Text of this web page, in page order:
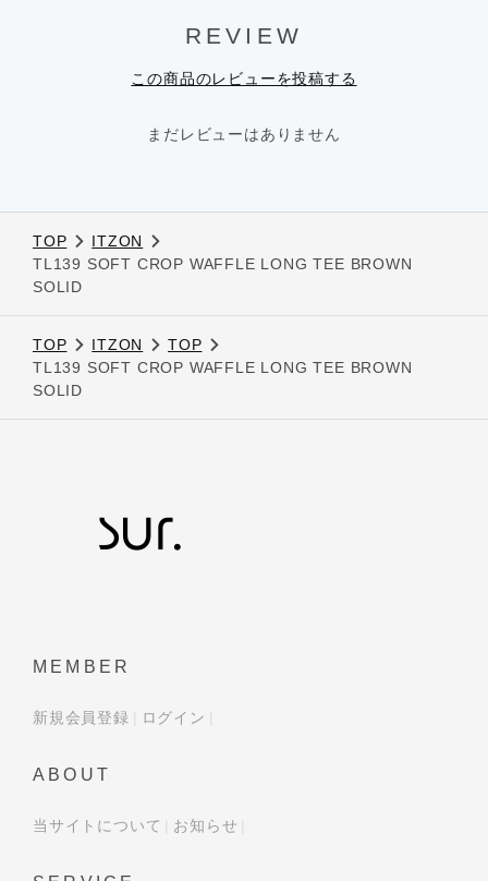
REVIEW
この商品のレビューを投稿する
まだレビューはありません
TOP
ITZON
TL139 SOFT CROP WAFFLE LONG TEE BROWN
SOLID
TOP ITZON
TOP
TL139 SOFT CROP WAFFLE LONG TEE BROWN
SOLID
MEMBER
新規会員登録 ログイン
ABOUT
当サイトについて お知らせ